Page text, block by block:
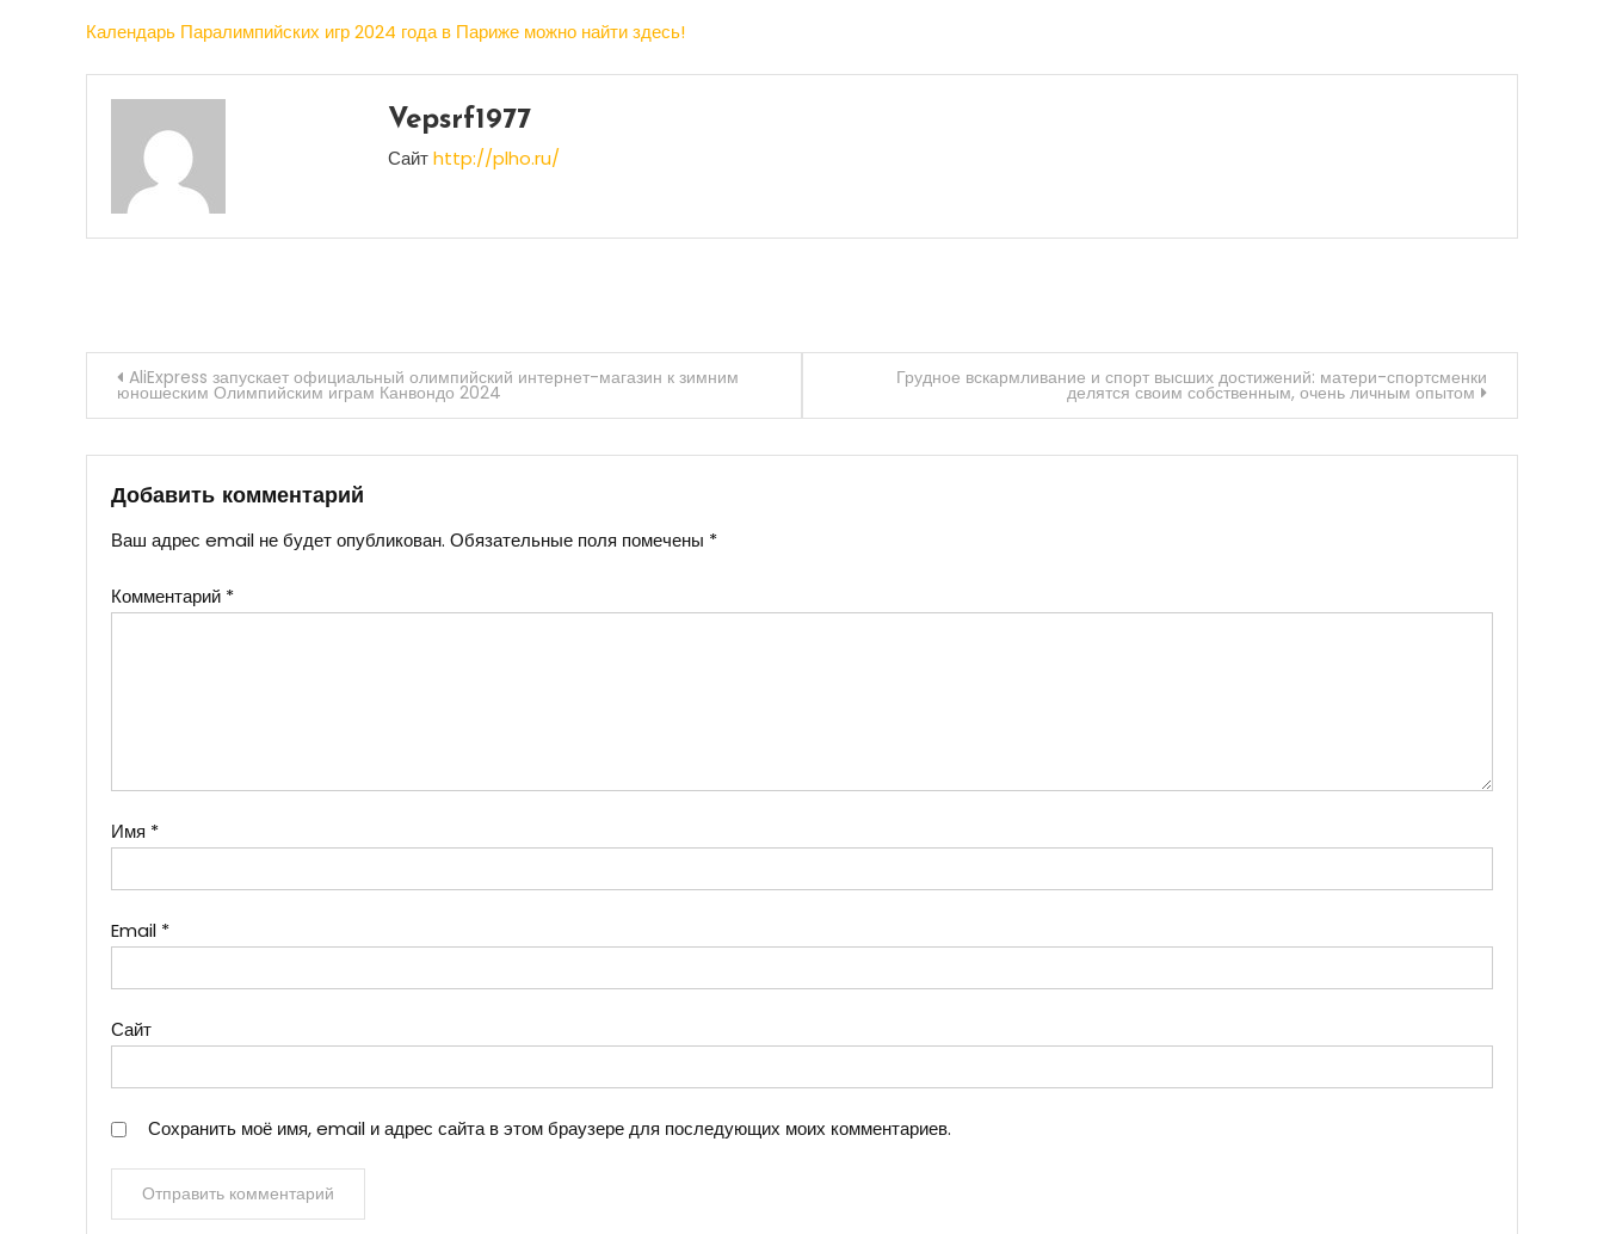
Календарь Паралимпийских игр 2024 года в Париже можно найти здесь!
Vepsrf1977
Сайт http://plho.ru/
Навигация
по
записям
AliExpress запускает официальный олимпийский интернет-магазин к зимним
юношеским Олимпийским играм Канвондо 2024
Грудное вскармливание и спорт высших достижений: матери-спортсменки
делятся своим собственным, очень личным опытом
Добавить комментарий
Ваш адрес email не будет опубликован. Обязательные поля помечены *
Комментарий *
Имя *
Email *
Сайт
Сохранить моё имя, email и адрес сайта в этом браузере для последующих моих комментариев.